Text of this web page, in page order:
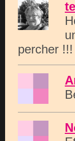
percher !!!